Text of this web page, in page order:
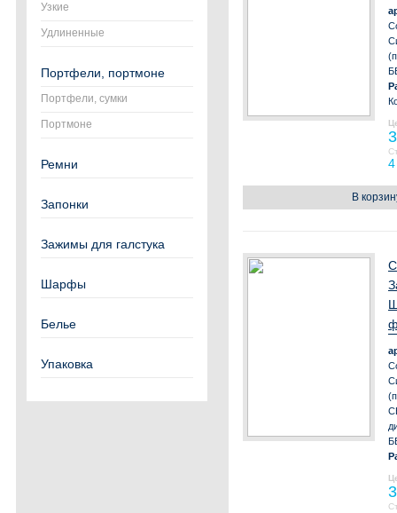
Узкие
Удлиненные
Портфели, портмоне
Портфели, сумки
Портмоне
Ремни
Запонки
Зажимы для галстука
Шарфы
Белье
Упаковка
В